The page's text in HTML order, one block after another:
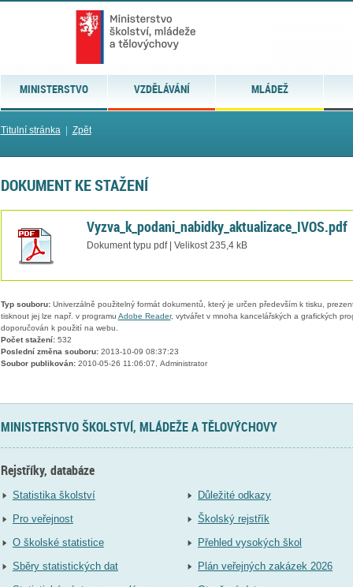
MINISTERSTVO VZDĚLÁVÁNÍ MLÁDEŽ
Titulní stránka| Zpět
DOKUMENT KE STAŽENÍ
Vyzva_k_podani_nabidky_aktualizace_IVOS.pdf
Dokument typu pdf | Velikost 235,4 kB
Typ souboru:Univerzálně použitelný formát dokumentů, který je určen především k tisku,
tisknout jej lze např. v programu Adobe Reader, vytvářet v mnoha kancelářských a grafických
doporučován k použití na webu.
Počet stažení:532
Poslední změna souboru:2013-10-09 08:37:23
Soubor publikován:2010-05-26 11:06:07, Administrator
MINISTERSTVO ŠKOLSTVÍ, MLÁDEŽE A TĚLOVÝCHOVY
Rejstříky, databáze
Statistika školství
Pro veřejnost
O školské statistice
Sběry statistických dat
Důležité odkazy
Školský rejstřík
Přehled vysokých škol
Plán veřejných zakázek 2026